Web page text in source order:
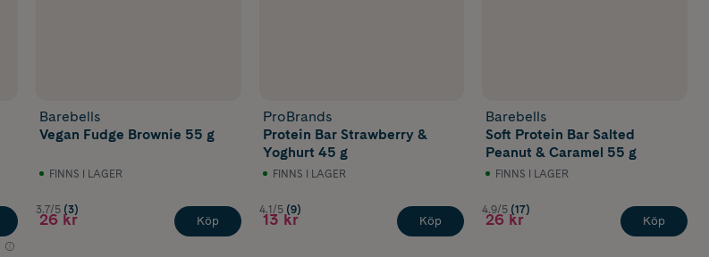
Barebells
Vegan Fudge Brownie 55 g
FINNS I LAGER
3.7/5 (3)
26 kr Köp
ProBrands
Protein Bar Strawberry &
Yoghurt 45 g
FINNS I LAGER
4.1/5 (9)
13 kr Köp
Barebells
Soft Protein Bar Salted
Peanut & Caramel 55 g
FINNS I LAGER
4.9/5 (17)
26 kr Köp